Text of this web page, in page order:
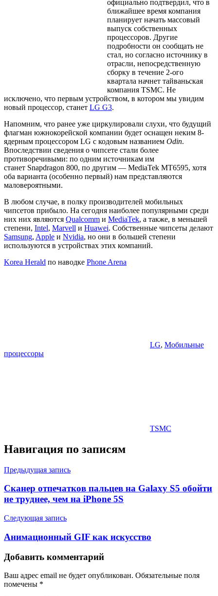
официально подтвердил, что в
ближайшее время компания
планирует начать массовый
выпуск собственных
процессоров. Другие
подробности он сообщать не
стал, но согласно источнику в
отрасли, непосредственную
сборку в течение 2-ого
квартала начнет тайваньская
компания TSMC. Не
исключено, что первым устройством, в котором мы увидим
новый процессор, станет LG G3.
Напомним, что ранее уже циркулировали слухи, что будущий
флагман южнокорейской компании будет оснащен неким 8-
ядерным процессором LG с кодовым названием Odin.
Впоследствии сведения о чипсете стали более
противоречивыми: по одним источникам им
станет Snapdragon 800, по другим — MediaTek MT6595, хотя
оба варианта (особенно первый) нам представляются
маловероятными.
В любом случае, в полку производителей мобильных
чипсетов прибыло. На сегодня наиболее популярными среди
них них являются Qualcomm и MediaTek, а также, в меньшей
степени, Intel, Marvell и Huawei. Собственные чипсеты делают
Samsung, Apple и Nvidia, но они в большей степени
используются в устройствах этих компаний.
Korea Herald по наводке Phone Arena
LG, Мобильные
процессоры
TSMC
Навигация по записям
Предыдущая запись
Сканер отпечатков пальцев на Galaxy S5 обойти
не труднее, чем на iPhone 5S
Следующая запись
Анимационный GIF как искусство
Добавить комментарий
Ваш адрес email не будет опубликован. Обязательные поля
помечены *